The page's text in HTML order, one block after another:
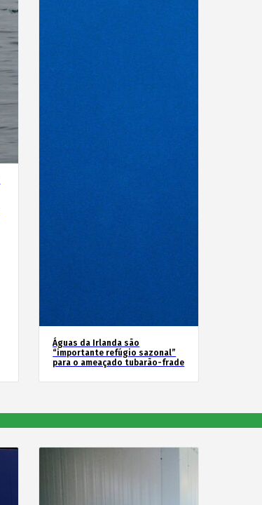
Águas da Irlanda são
“importante refúgio sazonal”
para o ameaçado tubarão-frade